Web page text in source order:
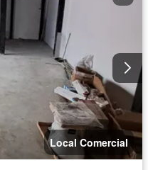
Local Comercial